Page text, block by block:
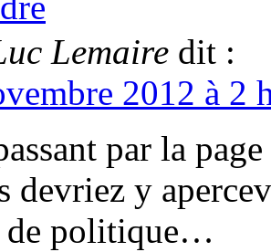
Lemaire dit :
2012 à 2
par la
devriez y
de politique…